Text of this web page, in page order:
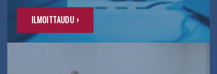
ILMOITTAUDU ›